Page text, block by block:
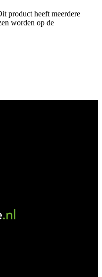
product heeft meerdere
worden op de